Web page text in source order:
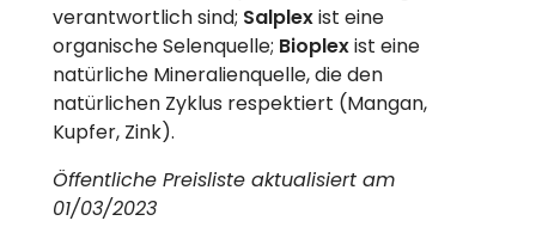
verantwortlich sind; Salplexist eine
organische Selenquelle; Bioplexist eine
natürliche Mineralienquelle, die den
natürlichen Zyklus respektiert (Mangan,
Kupfer, Zink).
Öffentliche Preisliste aktualisiert am
01/03/2023